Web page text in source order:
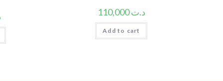
د.ت110,000
Add to cart